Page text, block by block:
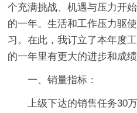
个充满挑战、机遇与压力开
的一年。生活和工作压力驱
习。在此，我订立了本年度
的一年里有更大的进步和成绩
一、销量指标：
上级下达的销售任务30